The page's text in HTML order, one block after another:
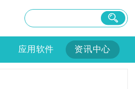
应用软件 资讯中心